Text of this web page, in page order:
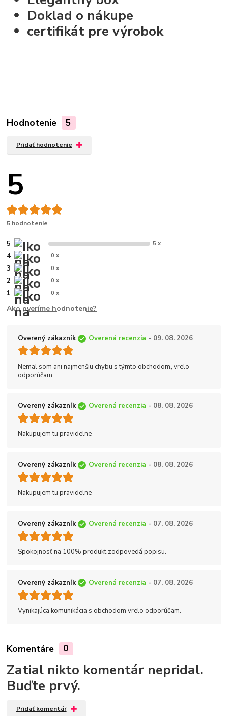
Doklad o nákupe
certifikát pre výrobok
Hodnotenie 5
Pridať hodnotenie
5
5 hodnotenie
5 5 x
4 0 x
3 0 x
2 0 x
1 0 x
Ako overíme hodnotenie?
Overený zákazník Overená recenzia - 09. 08. 2026
Nemal som ani najmenšiu chybu s týmto obchodom, vrelo
odporúčam.
Overený zákazník Overená recenzia - 08. 08. 2026
Nakupujem tu pravidelne
Overený zákazník Overená recenzia - 08. 08. 2026
Nakupujem tu pravidelne
Overený zákazník Overená recenzia - 07. 08. 2026
Spokojnosť na 100% produkt zodpovedá popisu.
Overený zákazník Overená recenzia - 07. 08. 2026
Vynikajúca komunikácia s obchodom vrelo odporúčam.
Komentáre 0
Zatial nikto komentár nepridal.
Buďte prvý.
Pridať komentár